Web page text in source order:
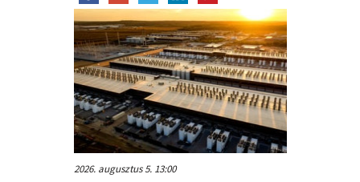
2026. augusztus 5. 13:00